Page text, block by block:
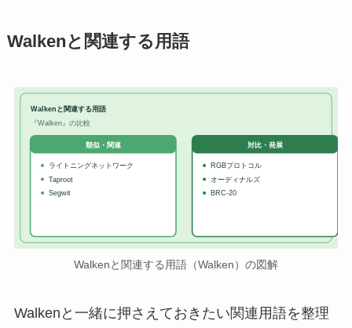
Walkenと関連する用語
Walkenと関連する用語
『Walken』の比較
類似・関連
ライトニングネットワーク
Taproot
Segwit
対比・発展
RGBプロトコル
オーディナルズ
BRC-20
Walkenと関連する用語（Walken）の図解
Walkenと一緒に押さえておきたい関連用語を整理